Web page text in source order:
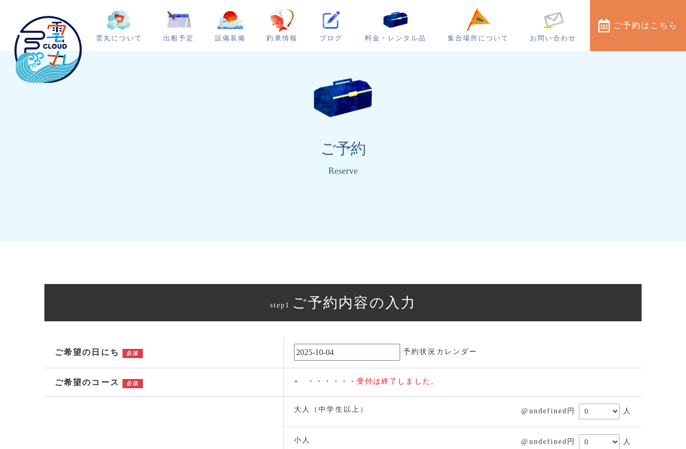
雲丸について 出船予定 設備装備 釣果情報 ブログ 料金・レンタル品 集合場所について お問い合わせ
ご予約 はこちら
ご予約
Reserve
step1 ご予約内容の入力
ご希望の日にち 必須 予約状況カレンダー
ご希望のコース 必須 × ・・・・・・ 受付は終了しました。
大人（中学生以上） @undefined円 人
小人 @undefined円 人